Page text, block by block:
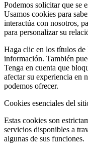
Podemos solicitar que se
Usamos cookies para
interactúa con nosotros,
para personalizar su
Haga clic en los títulos de
información. También
Tenga en cuenta que
afectar su experiencia en
podemos ofrecer.
Cookies esenciales del
Estas cookies son
servicios disponibles a
algunas de sus funciones.